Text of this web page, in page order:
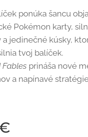
ponúka šancu
Pokémon karty,
a jedinečné kúsky,
tvoj balíček.
prináša nové
a napínavé